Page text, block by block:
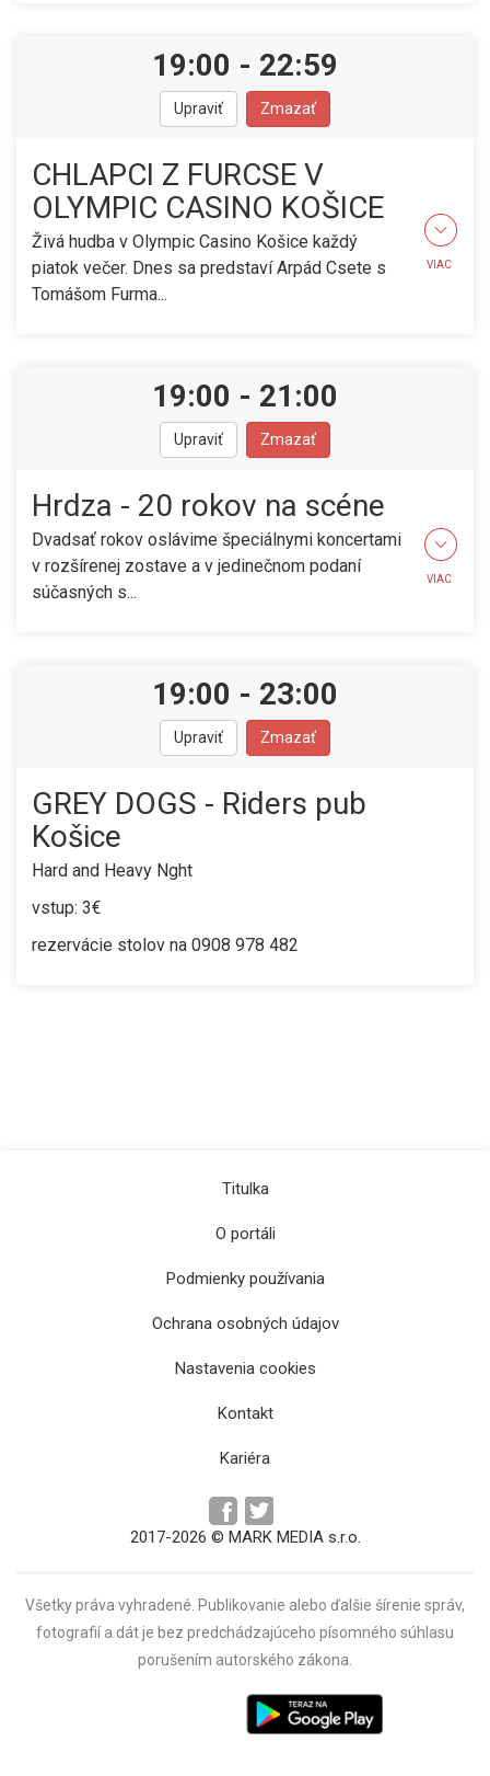
19:00 - 22:59
Upraviť Zmazať
CHLAPCI Z FURCSE V
OLYMPIC CASINO KOŠICE
Živá hudba v Olympic Casino Košice každý
piatok večer. Dnes sa predstaví Arpád Csete s
Tomášom Furma...
VIAC
19:00 - 21:00
Upraviť Zmazať
Hrdza - 20 rokov na scéne
Dvadsať rokov oslávime špeciálnymi koncertami
v rozšírenej zostave a v jedinečnom podaní
súčasných s...
VIAC
19:00 - 23:00
Upraviť Zmazať
GREY DOGS - Riders pub
Košice
Hard and Heavy Nght
vstup: 3€
rezervácie stolov na 0908 978 482
Titulka
O portáli
Podmienky používania
Ochrana osobných údajov
Nastavenia cookies
Kontakt
Kariéra
2017-2026 © MARK MEDIA s.r.o.
Všetky práva vyhradené. Publikovanie alebo ďalšie šírenie správ,
fotografií a dát je bez predchádzajúceho písomného súhlasu
porušením autorského zákona.